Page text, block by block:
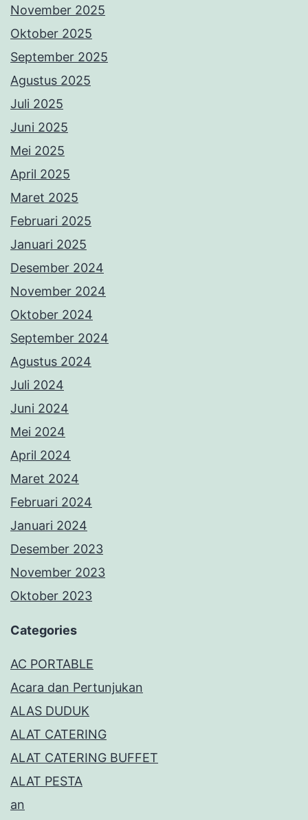
November 2025
Oktober 2025
September 2025
Agustus 2025
Juli 2025
Juni 2025
Mei 2025
April 2025
Maret 2025
Februari 2025
Januari 2025
Desember 2024
November 2024
Oktober 2024
September 2024
Agustus 2024
Juli 2024
Juni 2024
Mei 2024
April 2024
Maret 2024
Februari 2024
Januari 2024
Desember 2023
November 2023
Oktober 2023
Categories
AC PORTABLE
Acara dan Pertunjukan
ALAS DUDUK
ALAT CATERING
ALAT CATERING BUFFET
ALAT PESTA
an